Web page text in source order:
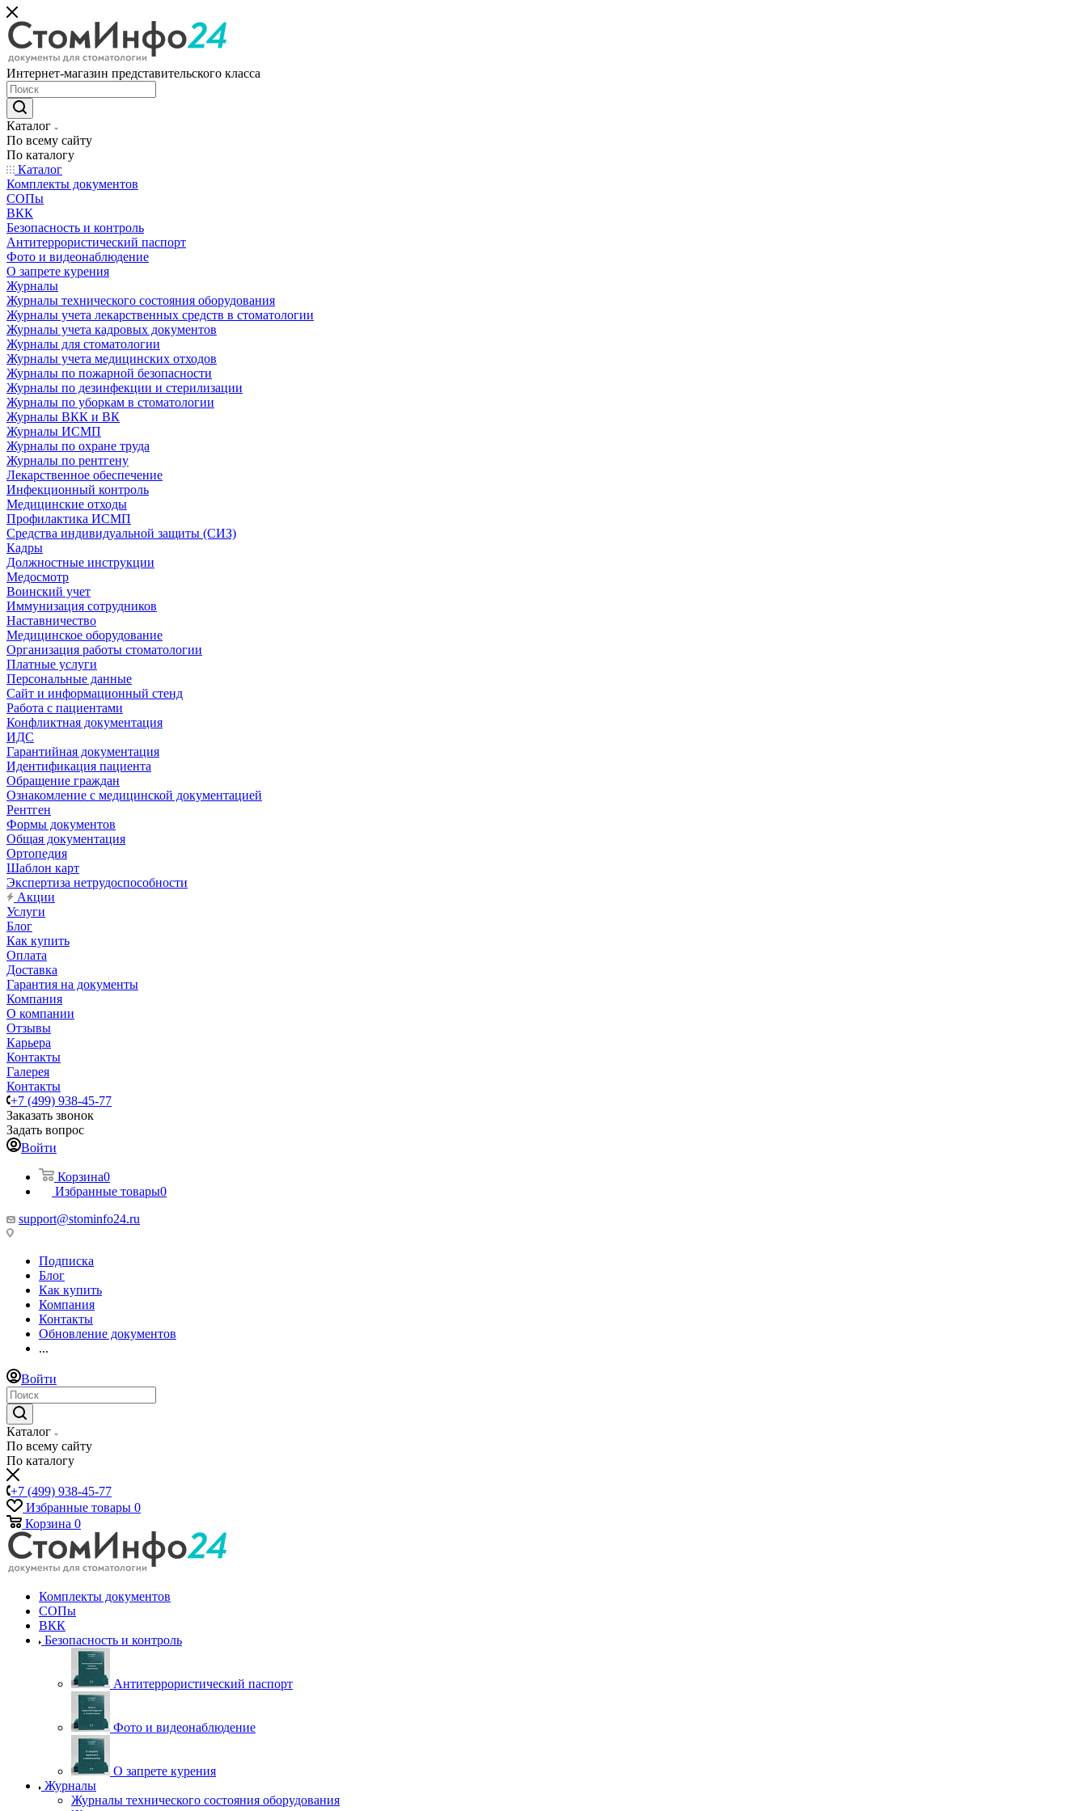
Интернет-магазин представительского класса
Каталог
По всему сайту
По каталогу
Каталог
Комплекты документов
СОПы
ВКК
Безопасность и контроль
Антитеррористический паспорт
Фото и видеонаблюдение
О запрете курения
Журналы
Журналы технического состояния оборудования
Журналы учета лекарственных средств в стоматологии
Журналы учета кадровых документов
Журналы для стоматологии
Журналы учета медицинских отходов
Журналы по пожарной безопасности
Журналы по дезинфекции и стерилизации
Журналы по уборкам в стоматологии
Журналы ВКК и ВК
Журналы ИСМП
Журналы по охране труда
Журналы по рентгену
Лекарственное обеспечение
Инфекционный контроль
Медицинские отходы
Профилактика ИСМП
Средства индивидуальной защиты (СИЗ)
Кадры
Должностные инструкции
Медосмотр
Воинский учет
Иммунизация сотрудников
Наставничество
Медицинское оборудование
Организация работы стоматологии
Платные услуги
Персональные данные
Сайт и информационный стенд
Работа с пациентами
Конфликтная документация
ИДС
Гарантийная документация
Идентификация пациента
Обращение граждан
Ознакомление с медицинской документацией
Рентген
Формы документов
Общая документация
Ортопедия
Шаблон карт
Экспертиза нетрудоспособности
Акции
Услуги
Блог
Как купить
Оплата
Доставка
Гарантия на документы
Компания
О компании
Отзывы
Карьера
Контакты
Галерея
Контакты
+7 (499) 938-45-77
Заказать звонок
Задать вопрос
Войти
Корзина0
Избранные товары0
support@stominfo24.ru
Подписка
Блог
Как купить
Компания
Контакты
Обновление документов
...
Войти
Каталог
По всему сайту
По каталогу
+7 (499) 938-45-77
Избранные товары 0
Корзина 0
Комплекты документов
СОПы
ВКК
Безопасность и контроль
Антитеррористический паспорт
Фото и видеонаблюдение
О запрете курения
Журналы
Журналы технического состояния оборудования